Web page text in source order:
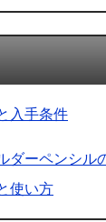
入手条件
ダーペンシル
使い方